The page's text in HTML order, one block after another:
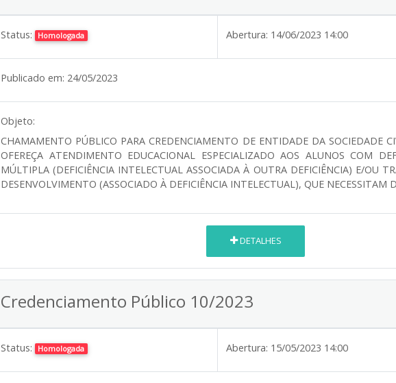
Status: Homologada Abertura: 14/06/2023 14:00
Publicado em: 24/05/2023
Objeto:
CHAMAMENTO PÚBLICO PARA CREDENCIAMENTO DE ENTIDADE DA SOCIEDADE
OFEREÇA ATENDIMENTO EDUCACIONAL ESPECIALIZADO AOS ALUNOS COM
MÚLTIPLA (DEFICIÊNCIA INTELECTUAL ASSOCIADA À OUTRA DEFICIÊNCIA) E/OU
DESENVOLVIMENTO (ASSOCIADO À DEFICIÊNCIA INTELECTUAL), QUE NECESSITAM
DETALHES
Credenciamento Público 10/2023
Status: Homologada Abertura: 15/05/2023 14:00